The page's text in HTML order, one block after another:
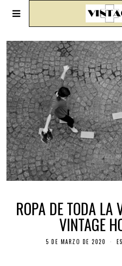
ROPA DE TODA LA
VINTAGE
5 DE MARZO DE 2020